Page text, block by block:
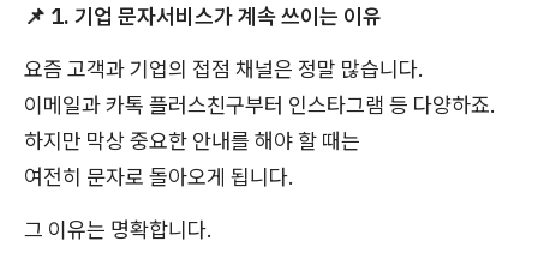
📌 1. 기업 문자서비스가 계속 쓰이는 이유
요즘 고객과 기업의 접점 채널은 정말 많습니다.
이메일과 카톡 플러스친구부터 인스타그램 등 다양하죠.
하지만 막상 중요한 안내를 해야 할 때는
여전히 문자로 돌아오게 됩니다.
그 이유는 명확합니다.